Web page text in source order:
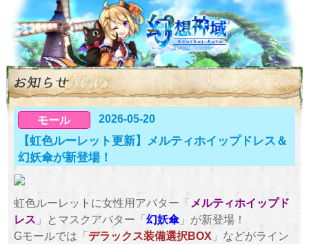
モール 2026-05-20
【虹色ルーレット更新】メルティホイップドレス＆
幻妖傘が新登場！
虹色ルーレットに女性用アバター「 メルティホイップド
レス 」とマスクアバター「幻妖傘」が新登場！
Gモールでは「デラックス装備選択BOX 」などがライン